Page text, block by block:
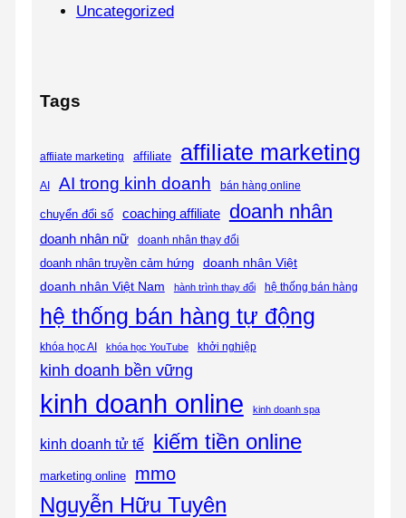
Uncategorized
Tags
affiiate marketing affiliate affiliate marketing
AI AI trong kinh doanh bán hàng online
chuyển đổi số coaching affiliate doanh nhân
doanh nhân nữ doanh nhân thay đổi
doanh nhân truyền cảm hứng
doanh nhân Việt
doanh nhân Việt Nam
hành trình thay đổi hệ thống bán hàng
hệ thống bán hàng tự động
khóa học AI khóa học YouTube khởi nghiệp
kinh doanh bền vững
kinh doanh online kinh doanh spa
kinh doanh tử tế kiếm tiền online
marketing online mmo
Nguyễn Hữu Tuyên